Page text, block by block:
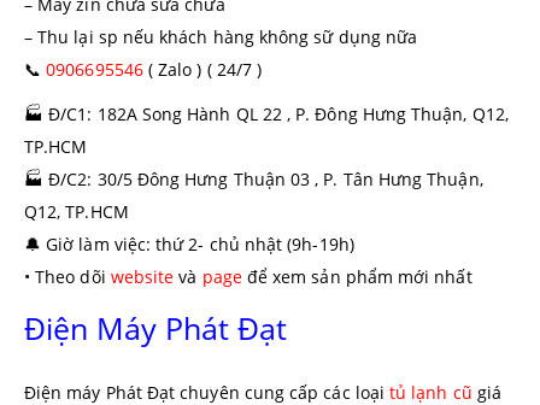
– Thu lại sp nếu khách hàng không sữ dụng nữa
📞 0906695546( Zalo ) ( 24/7 )
🏭 Đ/C1: 182A Song Hành QL 22 , P. Đông Hưng Thuận, Q12,
TP.HCM
🏭 Đ/C2: 30/5 Đông Hưng Thuận 03 , P. Tân Hưng Thuận,
Q12, TP.HCM
🔔 Giờ làm việc: thứ 2- chủ nhật (9h-19h)
• Theo dõi website và pageđể xem sản phẩm mới nhất
Điện Máy Phát Đạt
Điện máy Phát Đạt chuyên cung cấp các loạitủ lạnh cũ giá